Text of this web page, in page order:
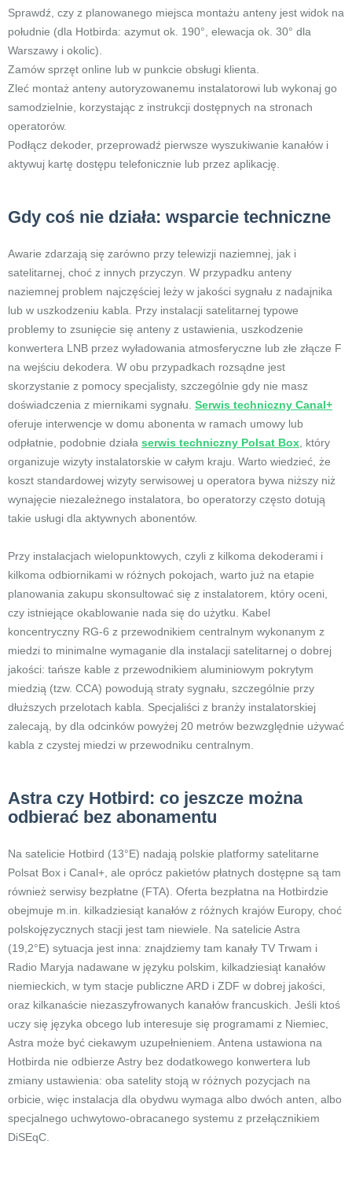
Sprawdź, czy z planowanego miejsca montażu anteny jest widok na
południe (dla Hotbirda: azymut ok. 190°, elewacja ok. 30° dla
Warszawy i okolic).
Zamów sprzęt online lub w punkcie obsługi klienta.
Zleć montaż anteny autoryzowanemu instalatorowi lub wykonaj go
samodzielnie, korzystając z instrukcji dostępnych na stronach
operatorów.
Podłącz dekoder, przeprowadź pierwsze wyszukiwanie kanałów i
aktywuj kartę dostępu telefonicznie lub przez aplikację.
Gdy coś nie działa: wsparcie techniczne
Awarie zdarzają się zarówno przy telewizji naziemnej, jak i
satelitarnej, choć z innych przyczyn. W przypadku anteny
naziemnej problem najczęściej leży w jakości sygnału z nadajnika
lub w uszkodzeniu kabla. Przy instalacji satelitarnej typowe
problemy to zsunięcie się anteny z ustawienia, uszkodzenie
konwertera LNB przez wyładowania atmosferyczne lub złe złącze F
na wejściu dekodera. W obu przypadkach rozsądne jest
skorzystanie z pomocy specjalisty, szczególnie gdy nie masz
doświadczenia z miernikami sygnału. Serwis techniczny Canal+
oferuje interwencje w domu abonenta w ramach umowy lub
odpłatnie, podobnie działa serwis techniczny Polsat Box , który
organizuje wizyty instalatorskie w całym kraju. Warto wiedzieć, że
koszt standardowej wizyty serwisowej u operatora bywa niższy niż
wynajęcie niezależnego instalatora, bo operatorzy często dotują
takie usługi dla aktywnych abonentów.
Przy instalacjach wielopunktowych, czyli z kilkoma dekoderami i
kilkoma odbiornikami w różnych pokojach, warto już na etapie
planowania zakupu skonsultować się z instalatorem, który oceni,
czy istniejące okablowanie nada się do użytku. Kabel
koncentryczny RG-6 z przewodnikiem centralnym wykonanym z
miedzi to minimalne wymaganie dla instalacji satelitarnej o dobrej
jakości: tańsze kable z przewodnikiem aluminiowym pokrytym
miedzią (tzw. CCA) powodują straty sygnału, szczególnie przy
dłuższych przelotach kabla. Specjaliści z branży instalatorskiej
zalecają, by dla odcinków powyżej 20 metrów bezwzględnie używać
kabla z czystej miedzi w przewodniku centralnym.
Astra czy Hotbird: co jeszcze można
odbierać bez abonamentu
Na satelicie Hotbird (13°E) nadają polskie platformy satelitarne
Polsat Box i Canal+, ale oprócz pakietów płatnych dostępne są tam
również serwisy bezpłatne (FTA). Oferta bezpłatna na Hotbirdzie
obejmuje m.in. kilkadziesiąt kanałów z różnych krajów Europy, choć
polskojęzycznych stacji jest tam niewiele. Na satelicie Astra
(19,2°E) sytuacja jest inna: znajdziemy tam kanały TV Trwam i
Radio Maryja nadawane w języku polskim, kilkadziesiąt kanałów
niemieckich, w tym stacje publiczne ARD i ZDF w dobrej jakości,
oraz kilkanaście niezaszyfrowanych kanałów francuskich. Jeśli ktoś
uczy się języka obcego lub interesuje się programami z Niemiec,
Astra może być ciekawym uzupełnieniem. Antena ustawiona na
Hotbirda nie odbierze Astry bez dodatkowego konwertera lub
zmiany ustawienia: oba satelity stoją w różnych pozycjach na
orbicie, więc instalacja dla obydwu wymaga albo dwóch anten, albo
specjalnego uchwytowo-obracanego systemu z przełącznikiem
DiSEqC.